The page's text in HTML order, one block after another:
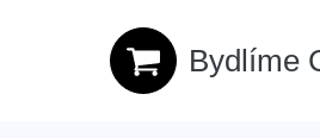
Bydlíme